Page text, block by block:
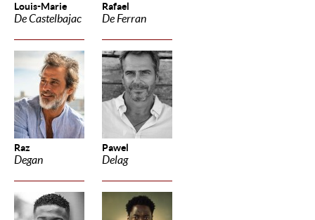
Louis-Marie
De Castelbajac
Rafael
De Ferran
Raz
Degan
Pawel
Delag